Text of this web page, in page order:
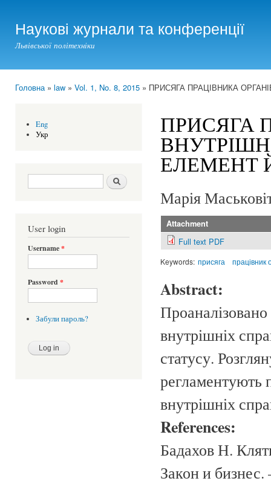
Наукові журнали та конференції
Львівської політехніки
Головна» law » Vol. 1, No. 8, 2015 » ПРИСЯГА ПРАЦІВНИКА
Eng
Укр
Search form Шукати
User login
Username*
Password *
Забули пароль?
ПРИСЯГА
ЕЛЕМЕНТ
Марія
Attachment
Full text PDF
Keywords: присяга працівник
Abstract:
Проаналізовано
внутрішніх
статусу.
регламентують
внутрішніх
References:
Бадахов Н.
Закон и